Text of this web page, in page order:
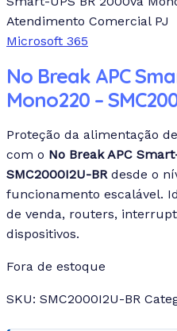
Atendimento Comercial PJ
Microsoft 365
No Break APC
Mono220 –
Proteção da alimentação
com o No Break APC
SMC2000I2U-BR desde o
funcionamento escalável.
de venda, routers,
dispositivos.
Fora de estoque
SKU: SMC2000I2U-BR